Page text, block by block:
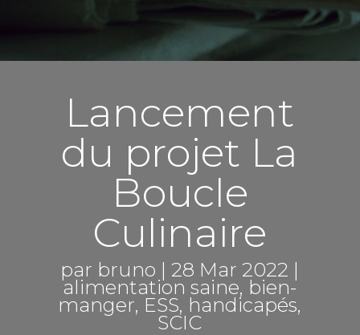
Lancement
du projet La
Boucle
Culinaire
par bruno 28 Mar 2022
alimentation saine, bien-
manger, ESS, handicapés,
SCIC